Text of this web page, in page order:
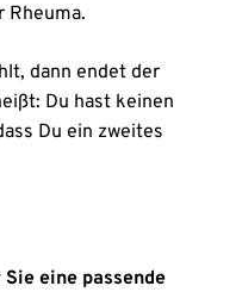
Rheuma.
dann endet der
Du hast keinen
Du ein zweites
eine passende